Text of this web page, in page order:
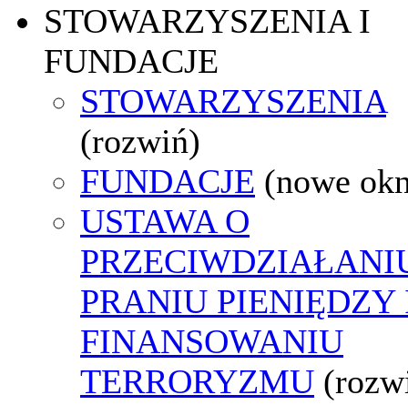
STOWARZYSZENIA I
FUNDACJE
STOWARZYSZENIA
(rozwiń)
FUNDACJE (nowe
USTAWA O
PRANIU PIENIĘDZY
FINANSOWANIU
TERRORYZMU